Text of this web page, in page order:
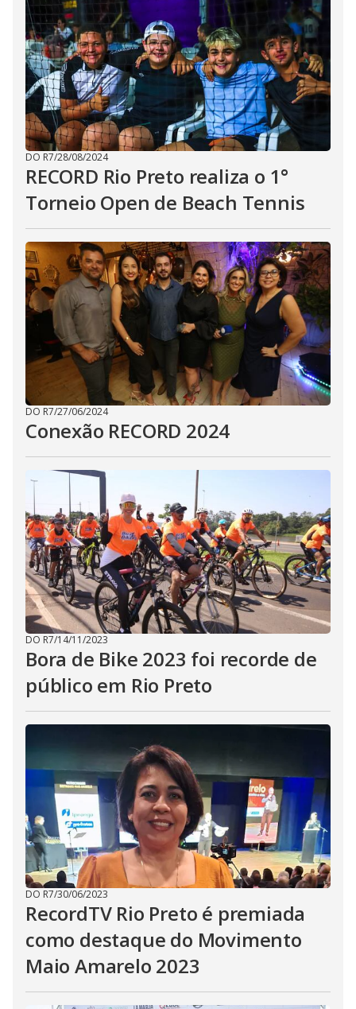
DO R7/28/08/2024
RECORD Rio Preto realiza o 1°
Torneio Open de Beach Tennis
DO R7/27/06/2024
Conexão RECORD 2024
DO R7/14/11/2023
Bora de Bike 2023 foi recorde de
público em Rio Preto
DO R7/30/06/2023
RecordTV Rio Preto é premiada
como destaque do Movimento
Maio Amarelo 2023